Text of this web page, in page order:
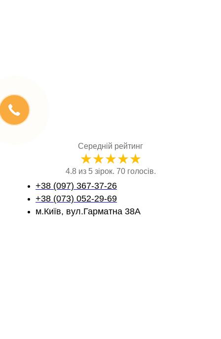
Середній рейтинг
★★★★★
4.8 из 5 зірок. 70 голосів.
+38 (097) 367-37-26
+38 (073) 052-29-69
м.Київ, вул.Гарматна 38А